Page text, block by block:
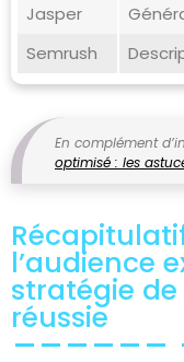
Jasper
Semrush
En complément
optimisé : les
l’audience
stratégie
réussie